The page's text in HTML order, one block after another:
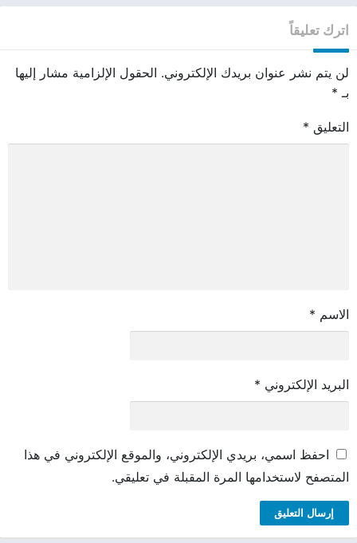
اترك تعليقاً
لن يتم نشر عنوان بريدك الإلكتروني. الحقول الإلزامية مشار إليها
بـ *
التعليق *
الاسم *
البريد الإلكتروني *
احفظ اسمي، بريدي الإلكتروني، والموقع الإلكتروني في هذا
المتصفح لاستخدامها المرة المقبلة في تعليقي.